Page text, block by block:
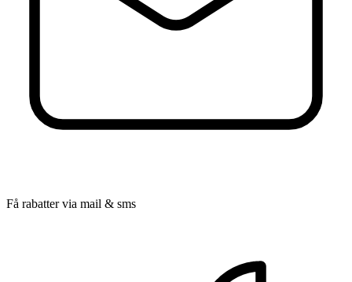
Få rabatter via mail & sms